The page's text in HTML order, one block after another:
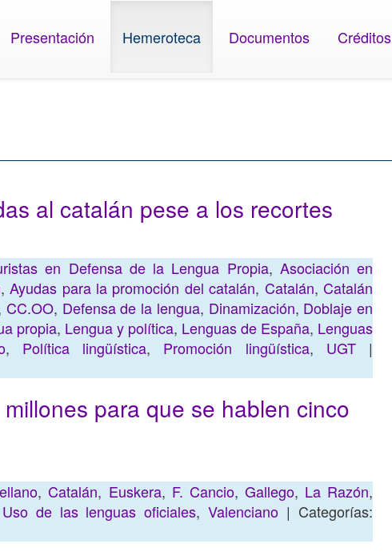
Presentación Hemeroteca Documentos Créditos
al catalán pese a los recortes
en Defensa de la Lengua Propia, Asociación en
,Ayudas para la promoción del catalán, Catalán,Catalán
CC.OO, Defensa de la lengua, Dinamización, Doblaje en
propia, Lengua y política, Lenguas de España, Lenguas
, Política lingüística, Promoción lingüística, UGT|
para que se hablen cinco
,Catalán, Euskera, F. Cancio, Gallego, La Razón,
Uso de las lenguas oficiales,Valenciano | Categorías: